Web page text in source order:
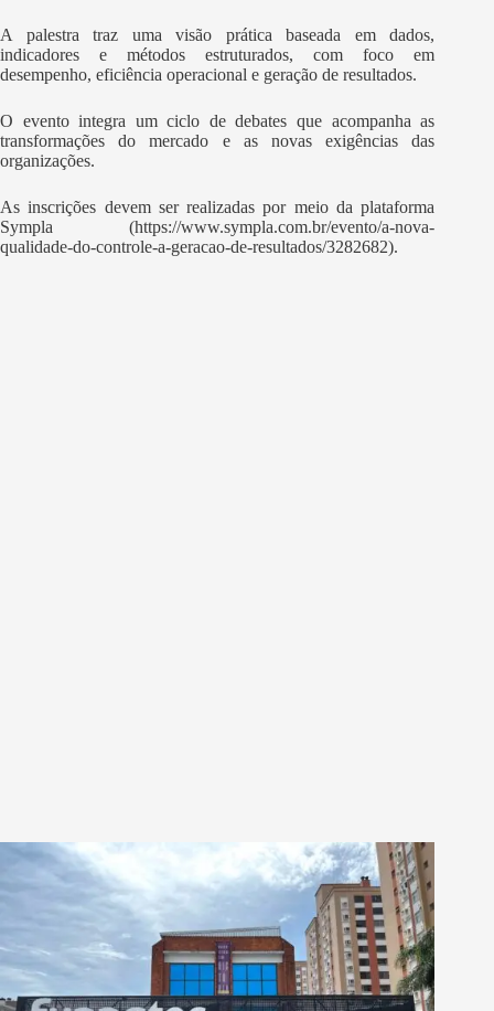
A palestra traz uma visão prática baseada em dados,
indicadores e métodos estruturados, com foco em
desempenho, eficiência operacional e geração de resultados.
O evento integra um ciclo de debates que acompanha as
transformações do mercado e as novas exigências das
organizações.
As inscrições devem ser realizadas por meio da plataforma
Sympla (https://www.sympla.com.br/evento/a-nova-
qualidade-do-controle-a-geracao-de-resultados/3282682).